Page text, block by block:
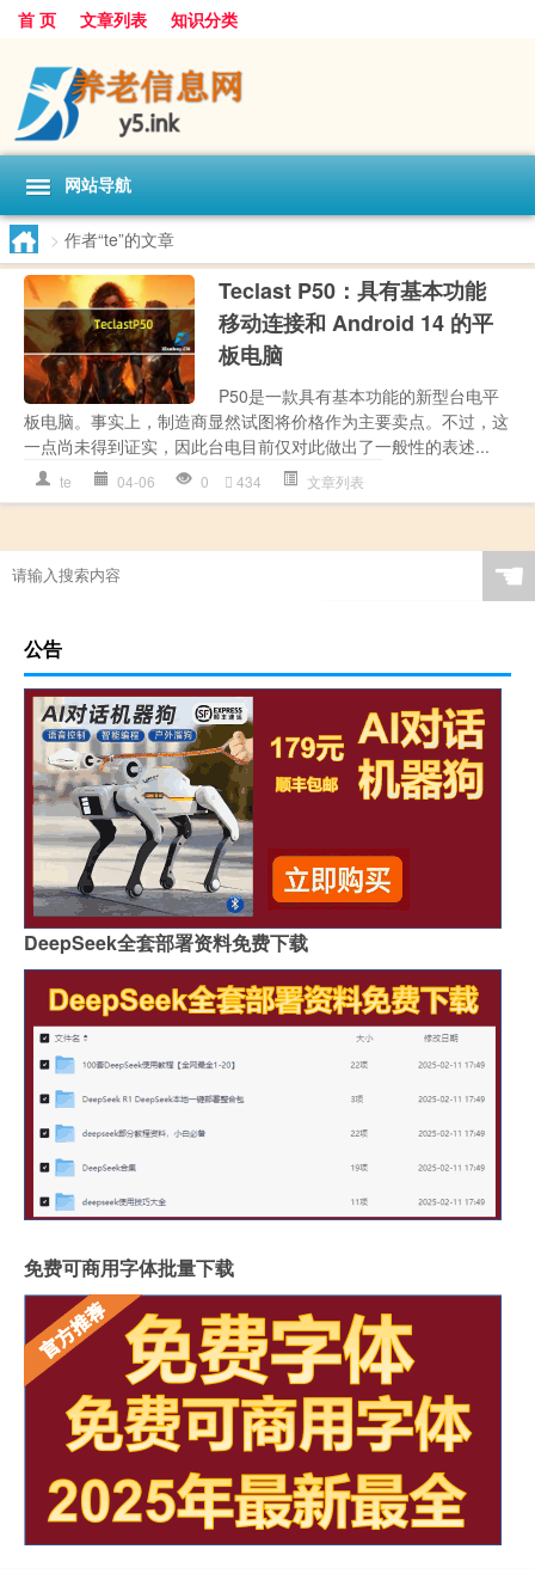
首 页 文章列表 知识分类
网站导航
> 作者“te”的文章
Teclast P50：具有基本功能
移动连接和 Android 14 的平
板电脑
P50是一款具有基本功能的新型台电平
板电脑。事实上，制造商显然试图将价格作为主要卖点。不过，这
一点尚未得到证实，因此台电目前仅对此做出了一般性的表述...
te 04-06 0 434 文章列表
☚
公告
DeepSeek全套部署资料免费下载
免费可商用字体批量下载